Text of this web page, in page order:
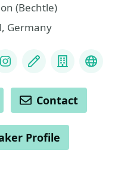
(Bechtle)
Germany
Instagram
Blog Company
Contact
Profile